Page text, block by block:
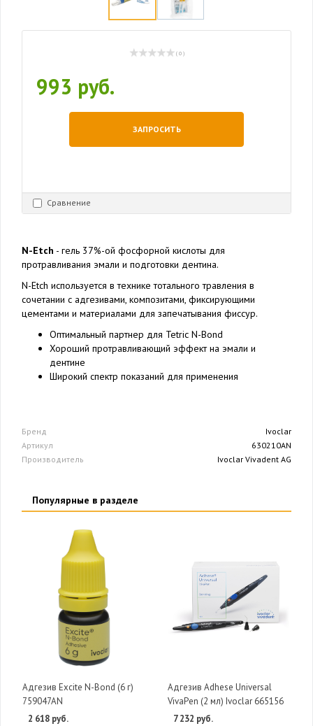
( 0 )
993 руб.
ЗАПРОСИТЬ
Сравнение
N-Etch - гель 37%-ой фосфорной кислоты для
протравливания эмали и подготовки дентина.
N-Etch используется в технике тотального травления в
сочетании с адгезивами, композитами, фиксирующими
цементами и материалами для запечатывания фиссур.
Оптимальный партнер для Tetric N-Bond
Хороший протравливающий эффект на эмали и
дентине
Широкий спектр показаний для применения
Бренд
Ivoclar
Артикул
630210AN
Производитель
Ivoclar Vivadent AG
Популярные в разделе
Адгезив Excite N-Bond (6 г)
759047AN
2 618 руб.
Адгезив Adhese Universal
VivaPen (2 мл) Ivoclar 665156
7 232 руб.